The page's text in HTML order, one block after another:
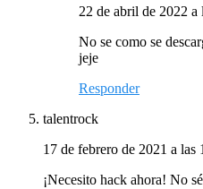
22 de abril de 2022 a
No se como se
jeje
Responder
talentrock
17 de febrero de 2021 a las
¡Necesito hack ahora! No